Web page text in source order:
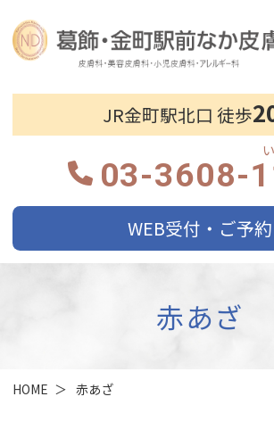
JR金町駅北口 徒歩
03-3608-
WEB受付・ご予約
赤あざ
HOME 赤あざ